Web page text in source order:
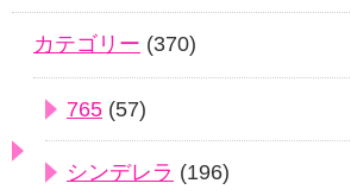
カテゴリー (370)
765 (57)
シンデレラ (196)